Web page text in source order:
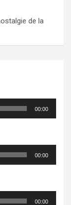
de la
00:00
00:00
00:00